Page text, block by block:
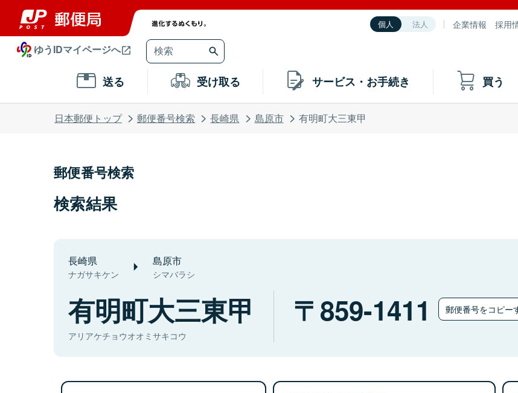
個人 法人 企業情報 採用
ゆうIDマイページへ
送る 受け取る サービス・お手続き 買う
日本郵便トップ 郵便番号検索 長崎県 島原市 有明町大三東甲
郵便番号検索
検索結果
長崎県
ナガサキケン
島原市
シマバラシ
有明町大三東甲
アリアケチョウオオミサキコウ
859-1411 郵便番号をコピー